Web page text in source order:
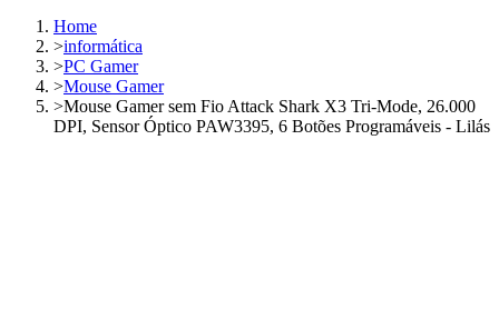
Home
>informática
>PC Gamer
>Mouse Gamer
>Mouse Gamer sem Fio Attack Shark X3 Tri-Mode, 26.000
DPI, Sensor Óptico PAW3395, 6 Botões Programáveis - Lilás